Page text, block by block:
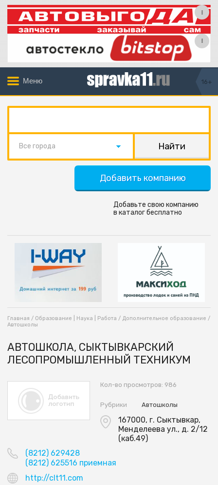
Меню 16+
Все города
Добавить компанию
Добавьте свою компанию
в каталог бесплатно
Главная / Образование | Наука | Работа / Дополнительное образование /
Автошколы
АВТОШКОЛА, СЫКТЫВКАРСКИЙ
ЛЕСОПРОМЫШЛЕННЫЙ ТЕХНИКУМ
Кол-во просмотров: 986
Рубрики Автошколы
167000, г. Сыктывкар,
Менделеева ул., д. 2/12
(каб.49)
(8212) 629428
(8212) 625516 приемная
http://clt11.com